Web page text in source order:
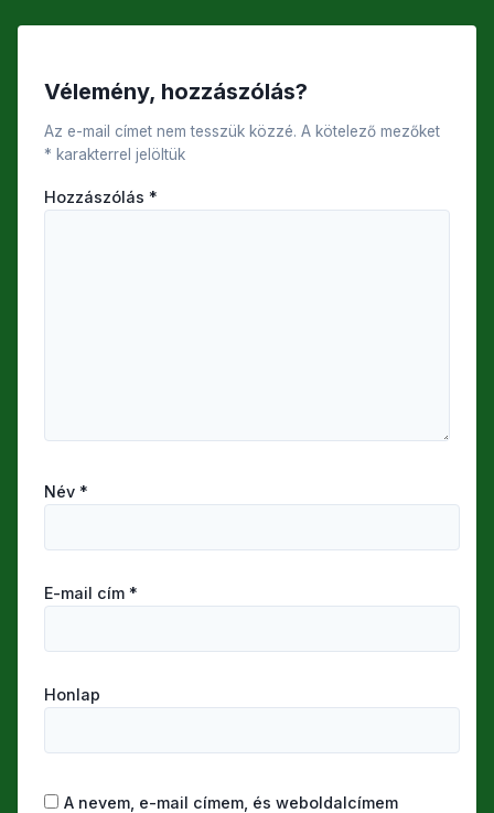
Vélemény, hozzászólás?
Az e-mail címet nem tesszük közzé. A kötelező mezőket
* karakterrel jelöltük
Hozzászólás *
Név *
E-mail cím *
Honlap
A nevem, e-mail címem, és weboldalcímem